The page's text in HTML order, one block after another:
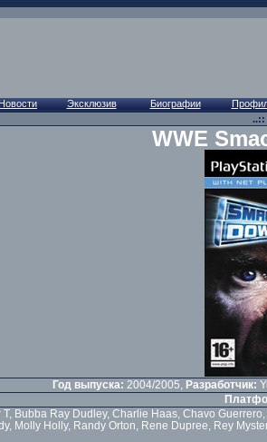
..::
WWE
Год выпуска: 2004/2005,Разработчик:
Bubba Ray Dudley, Charlie Haas, Chavo
Molly Holly, Randy Orton, Rene Dupree, Rey